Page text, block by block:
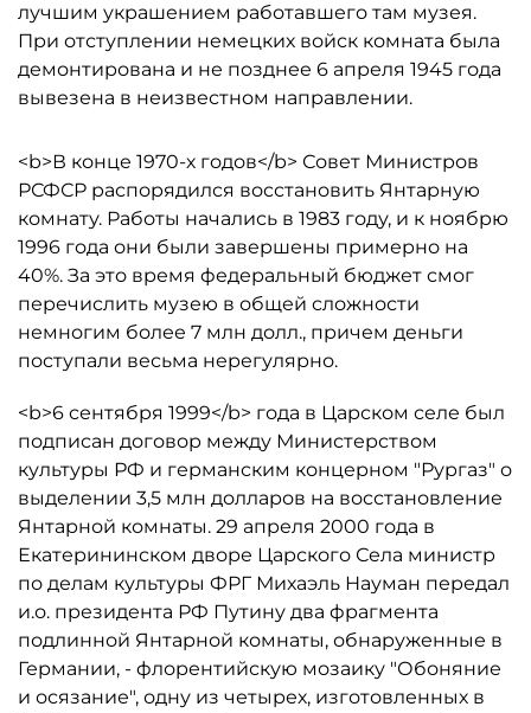
лучшим украшением работавшего там музея.
При отступлении немецких войск комната была
демонтирована и не позднее 6 апреля 1945 года
вывезена в неизвестном направлении.
<b>В конце 1970-х годов</b> Совет Министров
РСФСР распорядился восстановить Янтарную
комнату. Работы начались в 1983 году, и к ноябрю
1996 года они были завершены примерно на
40%. За это время федеральный бюджет смог
перечислить музею в общей сложности
немногим более 7 млн долл., причем деньги
поступали весьма нерегулярно.
<b>6 сентября 1999</b> года в Царском селе был
подписан договор между Министерством
культуры РФ и германским концерном "Рургаз" о
выделении 3,5 млн долларов на восстановление
Янтарной комнаты. 29 апреля 2000 года в
Екатерининском дворе Царского Села министр
по делам культуры ФРГ Михаэль Науман передал
и.о. президента РФ Путину два фрагмента
подлинной Янтарной комнаты, обнаруженные в
Германии, - флорентийскую мозаику "Обоняние
и осязание", одну из четырех, изготовленных в